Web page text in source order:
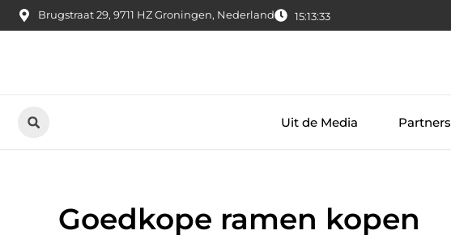
Brugstraat 29, 9711 HZ Groningen, Nederland 15:13:34
Uit de Media Partners
Goedkope ramen kopen